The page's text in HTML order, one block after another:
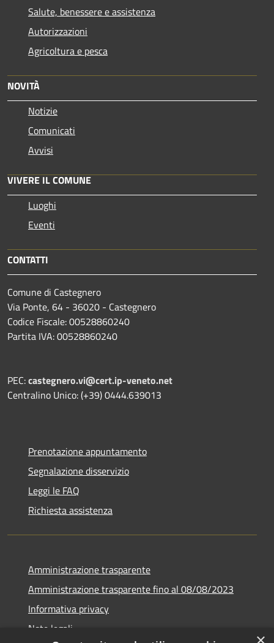
Salute, benessere e assistenza
Autorizzazioni
Agricoltura e pesca
NOVITÀ
Notizie
Comunicati
Avvisi
VIVERE IL COMUNE
Luoghi
Eventi
CONTATTI
Comune di Castegnero
Via Ponte, 64 - 36020 - Castegnero
Codice Fiscale: 00528860240
Partita IVA: 00528860240
PEC:castegnero.vi@cert.ip-veneto.net
Centralino Unico: (+39) 0444.639013
Prenotazione appuntamento
Segnalazione disservizio
Leggi le FAQ
Richiesta assistenza
Amministrazione trasparente
Amministrazione trasparente fino al 08/08/2023
Informativa privacy
Note legali